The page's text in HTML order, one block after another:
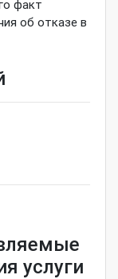
факт
об отказе в
услуги